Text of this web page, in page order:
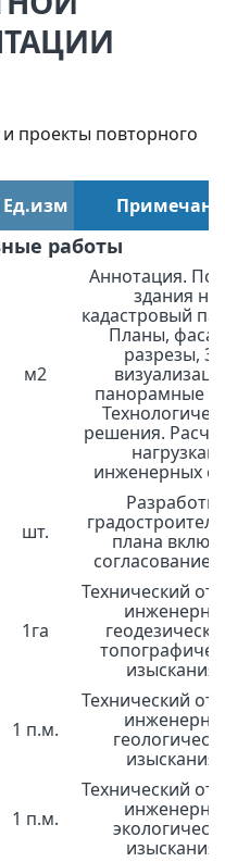
проекты повторного
Ед.изм
работы
м2
Аннотация.
здания на
кадастровый
Планы,
разрезы,
панорамные
решения.
нагрузкам
инженерных
шт.
Разработка
плана
согласование
1га
Технический
изысканиях
1 п.м.
Технический
изысканиях
1 п.м.
Технический
изысканиях